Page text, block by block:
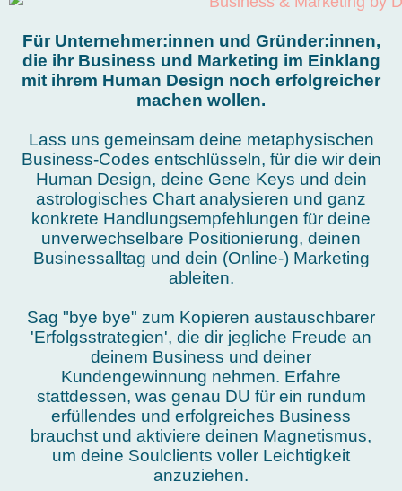
Für Unternehmer:innen und Gründer:innen,
die ihr Business und Marketing im Einklang
mit ihrem Human Design noch erfolgreicher
machen wollen.
Lass uns gemeinsam deine metaphysischen
Business-Codes entschlüsseln, für die wir dein
Human Design, deine Gene Keys und dein
astrologisches Chart analysieren und ganz
konkrete Handlungsempfehlungen für deine
unverwechselbare Positionierung, deinen
Businessalltag und dein (Online-) Marketing
ableiten.
Sag "bye bye" zum Kopieren austauschbarer
'Erfolgsstrategien', die dir jegliche Freude an
deinem Business und deiner
Kundengewinnung nehmen. Erfahre
stattdessen, was genau DU für ein rundum
erfüllendes und erfolgreiches Business
brauchst und aktiviere deinen Magnetismus,
um deine Soulclients voller Leichtigkeit
anzuziehen.